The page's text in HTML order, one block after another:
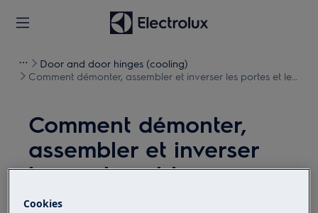
Door and door hinges (cooling)
Comment démonter, assembler et inverser les portes et les
Comment démonter,
assembler et inverser
les portes et les
charnières (7)
Cookies